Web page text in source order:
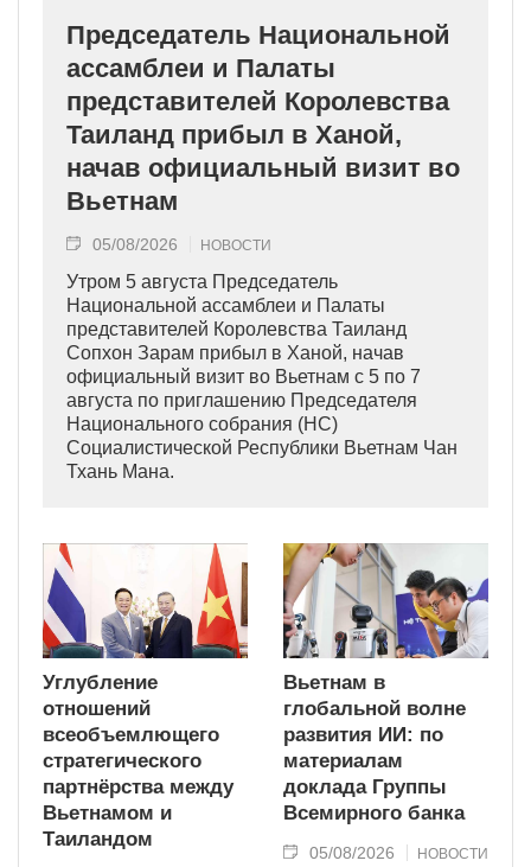
Председатель Национальной
ассамблеи и Палаты
представителей Королевства
Таиланд прибыл в Ханой,
начав официальный визит во
Вьетнам
05/08/2026 НОВОСТИ
Утром 5 августа Председатель
Национальной ассамблеи и Палаты
представителей Королевства Таиланд
Сопхон Зарам прибыл в Ханой, начав
официальный визит во Вьетнам с 5 по 7
августа по приглашению Председателя
Национального собрания (НС)
Социалистической Республики Вьетнам Чан
Тхань Мана.
Углубление
отношений
всеобъемлющего
стратегического
партнёрства между
Вьетнамом и
Таиландом
Вьетнам в
глобальной волне
развития ИИ: по
материалам
доклада Группы
Всемирного банка
05/08/2026 НОВОСТИ